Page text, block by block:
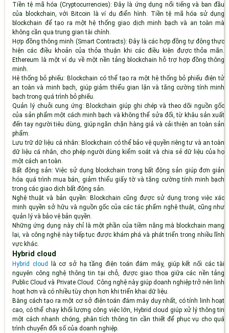
Tiền tệ mã hóa (Cryptocurrencies): Đây là ứng dụng nổi tiếng và ban đầu
của blockchain, với Bitcoin là ví dụ điển hình. Tiền tệ mã hóa sử dụng
blockchain để tạo ra một hệ thống giao dịch minh bạch và an toàn mà
không cần qua trung gian tài chính.
Hợp đồng thông minh (Smart Contracts): Đây là các hợp đồng tự động thực
hiện các điều khoản của thỏa thuận khi các điều kiện được thỏa mãn.
Ethereum là một ví dụ về một nền tảng blockchain hỗ trợ hợp đồng thông
minh.
Hệ thống bỏ phiếu: Blockchain có thể tạo ra một hệ thống bỏ phiếu điện tử
an toàn và minh bạch, giúp giảm thiểu gian lận và tăng cường tính minh
bạch trong quá trình bỏ phiếu.
Quản lý chuỗi cung ứng: Blockchain giúp ghi chép và theo dõi nguồn gốc
của sản phẩm một cách minh bạch và không thể sửa đổi, từ khâu sản xuất
đến tay người tiêu dùng, giúp ngăn chặn hàng giả và cải thiện an toàn sản
phẩm.
Lưu trữ dữ liệu cá nhân: Blockchain có thể bảo vệ quyền riêng tư và an toàn
dữ liệu cá nhân, cho phép người dùng kiểm soát và chia sẻ dữ liệu của họ
một cách an toàn.
Bất động sản: Việc sử dụng blockchain trong bất động sản giúp đơn giản
hóa quá trình mua bán, giảm thiểu giấy tờ và tăng cường tính minh bạch
trong các giao dịch bất động sản.
Nghệ thuật và bản quyền: Blockchain cũng được sử dụng trong việc xác
minh quyền sở hữu và nguồn gốc của các tác phẩm nghệ thuật, cũng như
quản lý và bảo vệ bản quyền.
Những ứng dụng này chỉ là một phần của tiềm năng mà blockchain mang
lại, và công nghệ này tiếp tục được khám phá và phát triển trong nhiều lĩnh
vực khác.
Hybrid cloud
Hybrid cloud
là cơ sở hạ tầng điện toán đám mây, giúp kết nối các tài
nguyên công nghệ thông tin tại chỗ, được giao thoa giữa các nền tảng
Public Cloud và Private Cloud. Công nghệ này giúp doanh nghiệp trở nên linh
hoạt hơn và có nhiều tùy chọn hơn khi triển khai dữ liệu.
Bằng cách tạo ra một cơ sở điện toán đám mây duy nhất, có tính linh hoạt
cao, có thể chạy khối lượng công việc lớn, Hybrid cloud giúp xử lý thông tin
một cách nhanh chóng, phân tích thông tin cần thiết để phục vụ cho quá
trình chuyển đổi số của doanh nghiệp.